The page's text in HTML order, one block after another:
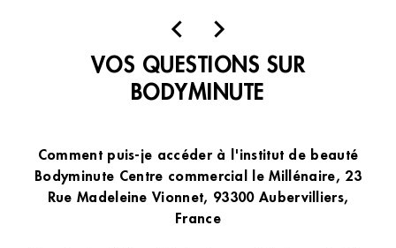
centre commercial est desservi par la navette
VOS QUESTIONS SUR
BODYMINUTE
Comment puis-je accéder à l'institut de beauté
Bodyminute Centre commercial le Millénaire, 23
Rue Madeleine Vionnet, 93300 Aubervilliers,
France